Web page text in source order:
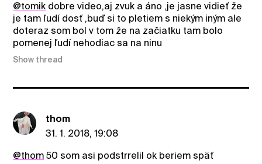
@tomik dobre video,aj zvuk a áno ,je jasne vidieť že
je tam ľudí dosť ,buď si to pletiem s niekým iným ale
doteraz som bol v tom že na začiatku tam bolo
pomenej ľudí nehodiac sa na ninu
Show thread
thom
31. 1. 2018, 19:08
@thom 50 som asi podstrrelil ok beriem späť